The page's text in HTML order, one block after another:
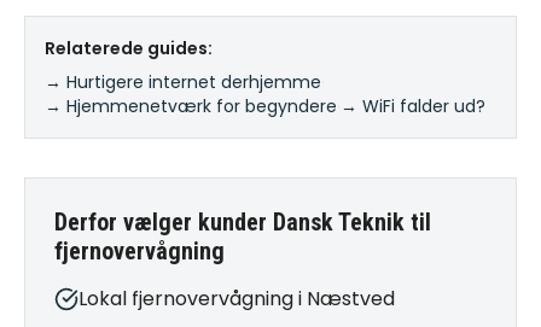
Relaterede guides:
→ Hurtigere internet derhjemme
→ Hjemmenetværk for begyndere → WiFi falder ud?
Derfor vælger kunder Dansk Teknik til
fjernovervågning
Lokal fjernovervågning i Næstved